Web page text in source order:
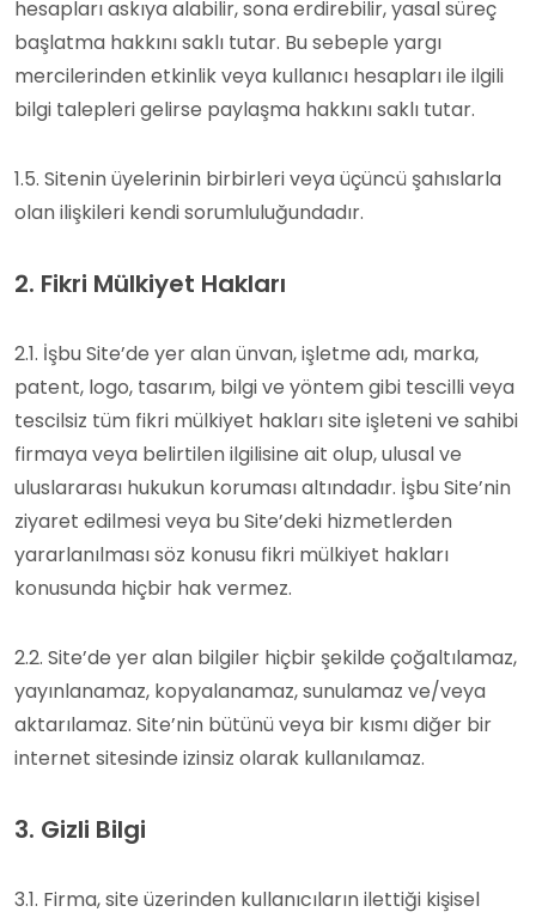
hesapları askıya alabilir, sona erdirebilir, yasal süreç
başlatma hakkını saklı tutar. Bu sebeple yargı
mercilerinden etkinlik veya kullanıcı hesapları ile ilgili
bilgi talepleri gelirse paylaşma hakkını saklı tutar.
1.5. Sitenin üyelerinin birbirleri veya üçüncü şahıslarla
olan ilişkileri kendi sorumluluğundadır.
2. Fikri Mülkiyet Hakları
2.1. İşbu Site’de yer alan ünvan, işletme adı, marka,
patent, logo, tasarım, bilgi ve yöntem gibi tescilli veya
tescilsiz tüm fikri mülkiyet hakları site işleteni ve sahibi
firmaya veya belirtilen ilgilisine ait olup, ulusal ve
uluslararası hukukun koruması altındadır. İşbu Site’nin
ziyaret edilmesi veya bu Site’deki hizmetlerden
yararlanılması söz konusu fikri mülkiyet hakları
konusunda hiçbir hak vermez.
2.2. Site’de yer alan bilgiler hiçbir şekilde çoğaltılamaz,
yayınlanamaz, kopyalanamaz, sunulamaz ve/veya
aktarılamaz. Site’nin bütünü veya bir kısmı diğer bir
internet sitesinde izinsiz olarak kullanılamaz.
3. Gizli Bilgi
3.1. Firma, site üzerinden kullanıcıların ilettiği kişisel